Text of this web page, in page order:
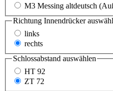
M3 Messing altdeutsch
Richtung Innendrücker
links
rechts
Schlossabstand auswählen
HT 92
ZT 72